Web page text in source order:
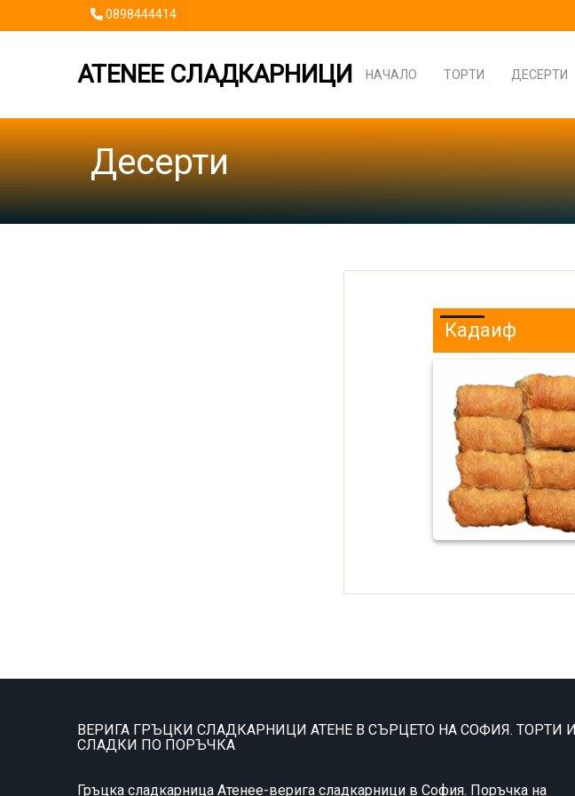
0898444414
ATENEE СЛАДКАРНИЦИ НАЧАЛО ТОРТИ ДЕСЕРТИ
Десерти
Кадаиф
ВЕРИГА ГРЪЦКИ СЛАДКАРНИЦИ АТЕНЕ В СЪРЦЕТО НА СОФИЯ. ТОРТИ И
СЛАДКИ ПО ПОРЪЧКА
Гръцка сладкарница Атенее-верига сладкарници в София. Поръчка на